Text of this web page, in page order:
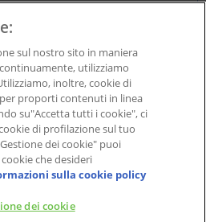
di American Express Company, Sede
sul nostro sito in maniera
utilizziamo
inoltre, cookie di
proporti contenuti in linea
su"Accetta tutti i cookie", ci
di profilazione sul tuo
dei cookie" puoi
che desideri
sulla cookie policy
dei cookie